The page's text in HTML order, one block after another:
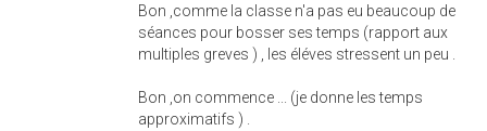
Bon ,comme la classe n'a pas eu beaucoup de
séances pour bosser ses temps (rapport aux
multiples greves ) , les éléves stressent un peu .
Bon ,on commence ... (je donne les temps
approximatifs ) .